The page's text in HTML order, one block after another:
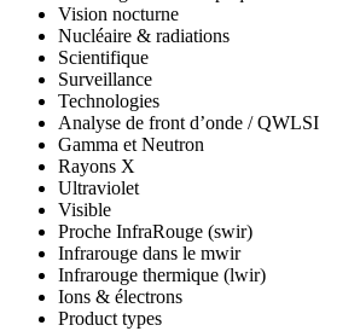
Vision nocturne
Nucléaire & radiations
Scientifique
Surveillance
Technologies
Analyse de front d’onde / QWLSI
Gamma et Neutron
Rayons X
Ultraviolet
Visible
Proche InfraRouge (swir)
Infrarouge dans le mwir
Infrarouge thermique (lwir)
Ions & électrons
Product types